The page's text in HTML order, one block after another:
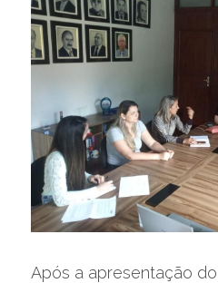
Após a apresentação